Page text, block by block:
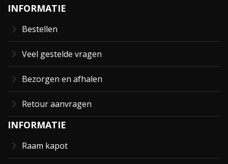
INFORMATIE
Bestellen
Veel gestelde vragen
Bezorgen en afhalen
Retour aanvragen
INFORMATIE
Raam kapot